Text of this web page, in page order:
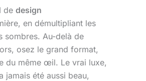
de design
en démultipliant les
sombres. Au-delà de
osez le grand format,
du même œil. Le vrai luxe,
jamais été aussi beau,